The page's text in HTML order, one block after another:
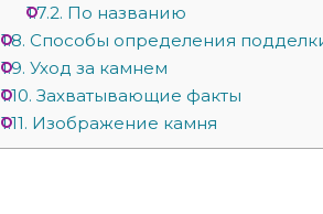
1.7.2. По названию
1.8. Способы определения
1.9. Уход за камнем
1.10. Захватывающие факты
1.11. Изображение камня